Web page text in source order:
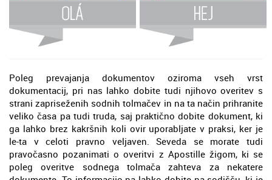
Poleg prevajanja dokumentov oziroma vseh vrst
dokumentacij, pri nas lahko dobite tudi njihovo overitev s
strani zapriseženih sodnih tolmačev in na ta način prihranite
veliko časa pa tudi truda, saj praktično dobite dokument, ki
ga lahko brez kakršnih koli ovir uporabljate v praksi, ker je
le-ta v celoti pravno veljaven. Seveda se morate tudi
pravočasno pozanimati o overitvi z Apostille žigom, ki se
poleg overitve sodnega tolmača zahteva za nekatere